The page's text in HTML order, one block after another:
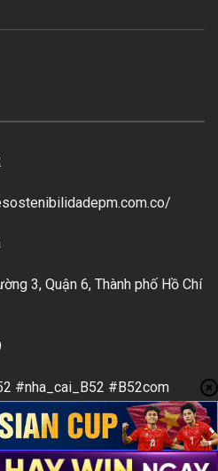
3, Quận 6, Thành phố Hồ Chí
#nha_cai_B52 #B52com